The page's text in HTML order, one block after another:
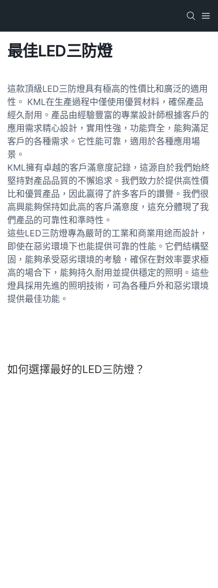
最佳LED三防燈
這款頂級LED三防燈具有極高的性價比和廣泛的適用
性。 KML在生產過程中僅使用優質材料，確保產品
經久耐用。產品由經驗豐富的專業設計師根據客戶的
應用需求精心設計，實用性強，功能齊全，能夠滿足
客戶的各種需求。它性能可靠，適用於各種應用場
景。
KML擁有卓越的客戶滿意度記錄，這源自於我們始終
堅持對產品品質的不懈追求。我們致力於提供高性價
比和優質產品，因此贏得了許多客戶的讚譽。我們很
高興能夠保持如此高的客戶滿意度，這充分體現了我
們產品的可靠性和準時性。
這些LED三防燈專為嚴苛的工業和商業用途而設計，
即使在惡劣環境下也能提供可靠的性能。它們結構堅
固，能夠承受惡劣環境的考驗，確保在對效率要求極
高的場合下，能夠持久耐用並提供穩定的照明。這些
燈具採用先進的照明技術，可為各種戶外和惡劣環境
提供最佳功能。
如何選擇最好的LED三防燈？